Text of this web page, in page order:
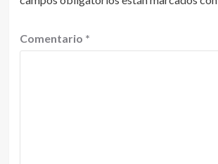
Comentario *